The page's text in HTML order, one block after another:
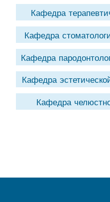
Кафедра
Кафедра
Кафедра
Кафедра
Кафедра